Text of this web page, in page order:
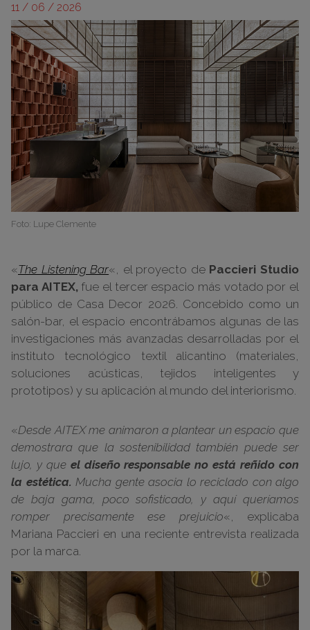
11 / 06 / 2026
Foto: Lupe Clemente
«The Listening Bar«, el proyecto de Paccieri Studio
para AITEX, fue el tercer espacio más votado por el
público de Casa Decor 2026. Concebido como un
salón-bar, el espacio encontrábamos algunas de las
investigaciones más avanzadas desarrolladas por el
instituto tecnológico textil alicantino (materiales,
soluciones acústicas, tejidos inteligentes y
prototipos) y su aplicación al mundo del interiorismo.
«Desde AITEX me animaron a plantear un espacio que
demostrara que la sostenibilidad también puede ser
lujo, y que el diseño responsable no está reñido con
la estética. Mucha gente asocia lo reciclado con algo
de baja gama, poco sofisticado, y aquí queríamos
romper precisamente ese prejuicio«, explicaba
Mariana Paccieri en una reciente entrevista realizada
por la marca.